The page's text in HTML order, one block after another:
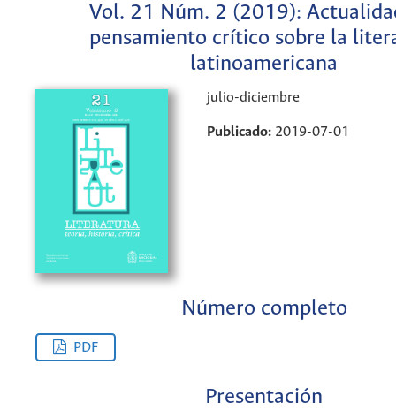
Vol. 21 Núm. 2 (2019):
pensamiento crítico sobre la
latinoamericana
julio-diciembre
Publicado: 2019-07-01
Número completo
PDF
Presentación